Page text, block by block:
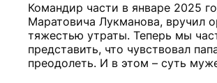
Командир части в январе 2025
Маратовича Лукманова, вручил
тяжестью утраты. Теперь мы
представить, что чувствовал
преодолеть. И в этом – суть